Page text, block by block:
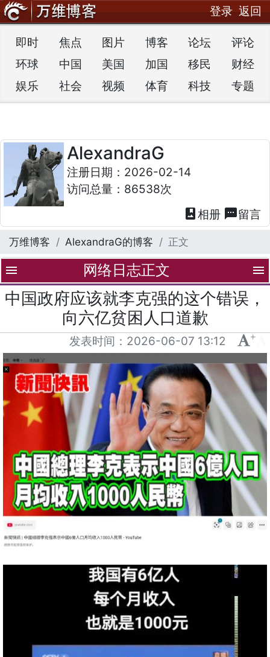
登录 返回
即时 焦点 图片 博客 论坛
评论
环球
中国 美国 加国 移民
财经
娱乐
社会 视频 体育 科技 专题
AlexandraG
注册日期：2026-02-14
访问总量：86538次
photo_album 相册 textsms留言
万维博客 AlexandraG的博客 正文
menu 网络日志正文 menu
中国政府应该就李克强的这个错误，
向六亿贫困人口道歉
发表时间： 2026-06-07 13:12 +